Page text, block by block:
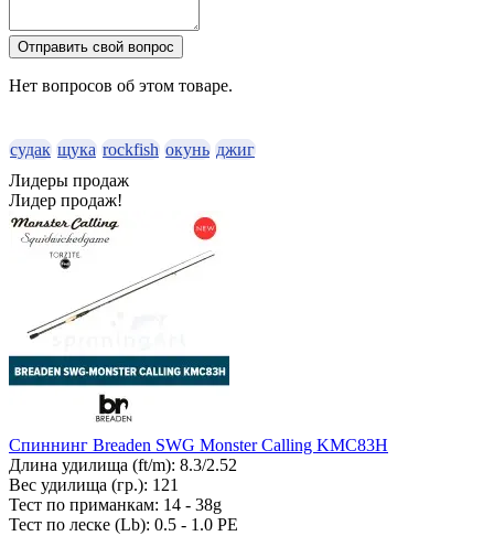
Отправить свой вопрос
Нет вопросов об этом товаре.
судак щука rockfish окунь джиг
Лидеры продаж
Лидер продаж!
Спиннинг Breaden SWG Monster Calling KMC83H
Длина удилища (ft/m): 8.3/2.52
Вес удилища (гр.): 121
Тест по приманкам: 14 - 38g
Тест по леске (Lb): 0.5 - 1.0 PE